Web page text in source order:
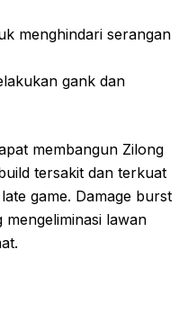
menghindari serangan
gank dan
membangun Zilong
tersakit dan terkuat
game. Damage burst
lawan